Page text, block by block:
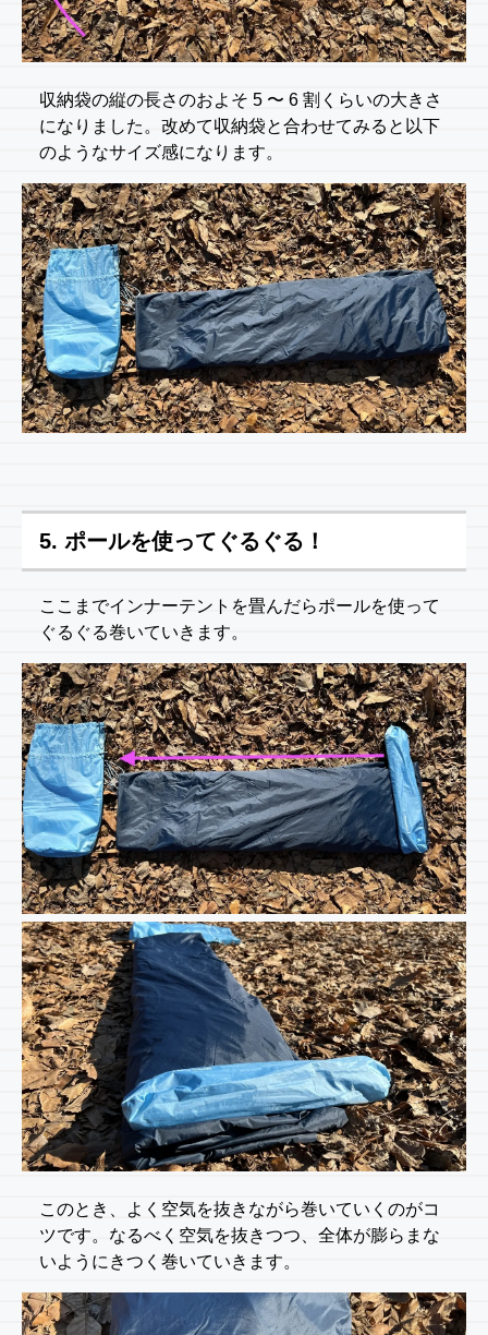
収納袋の縦の長さのおよそ 5 〜 6 割くらいの大きさ
になりました。改めて収納袋と合わせてみると以下
のようなサイズ感になります。
5. ポールを使ってぐるぐる！
ここまでインナーテントを畳んだらポールを使って
ぐるぐる巻いていきます。
このとき、よく空気を抜きながら巻いていくのがコ
ツです。なるべく空気を抜きつつ、全体が膨らまな
いようにきつく巻いていきます。